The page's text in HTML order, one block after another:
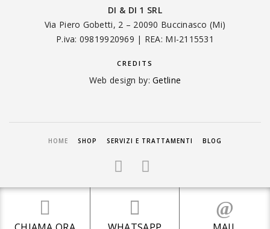
DI & DI 1 SRL
Via Piero Gobetti, 2 – 20090 Buccinasco (Mi)
P.iva: 09819920969 | REA: MI-2115531
CREDITS
Web design by:Getline
HOME SHOP SERVIZI E TRATTAMENTI BLOG
© COPYRIGHT 2024 DI & DI 1 SRL - TUTTI I DIRITTI RISERVATI